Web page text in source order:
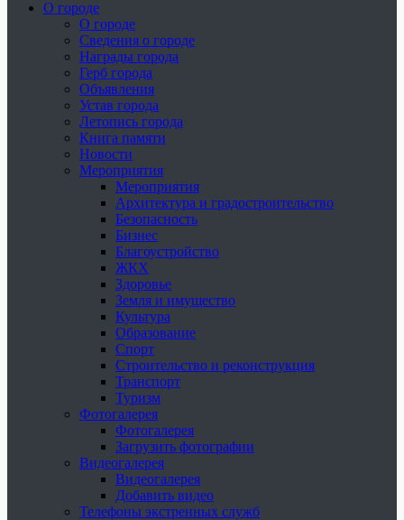
О городе
О городе
Сведения о городе
Награды города
Герб города
Объявления
Устав города
Летопись города
Книга памяти
Новости
Мероприятия
Мероприятия
Архитектура и градостроительство
Безопасность
Бизнес
Благоустройство
ЖКХ
Здоровье
Земля и имущество
Культура
Образование
Спорт
Строительство и реконструкция
Транспорт
Туризм
Фотогалерея
Фотогалерея
Загрузить фотографии
Видеогалерея
Видеогалерея
Добавить видео
Телефоны экстренных служб